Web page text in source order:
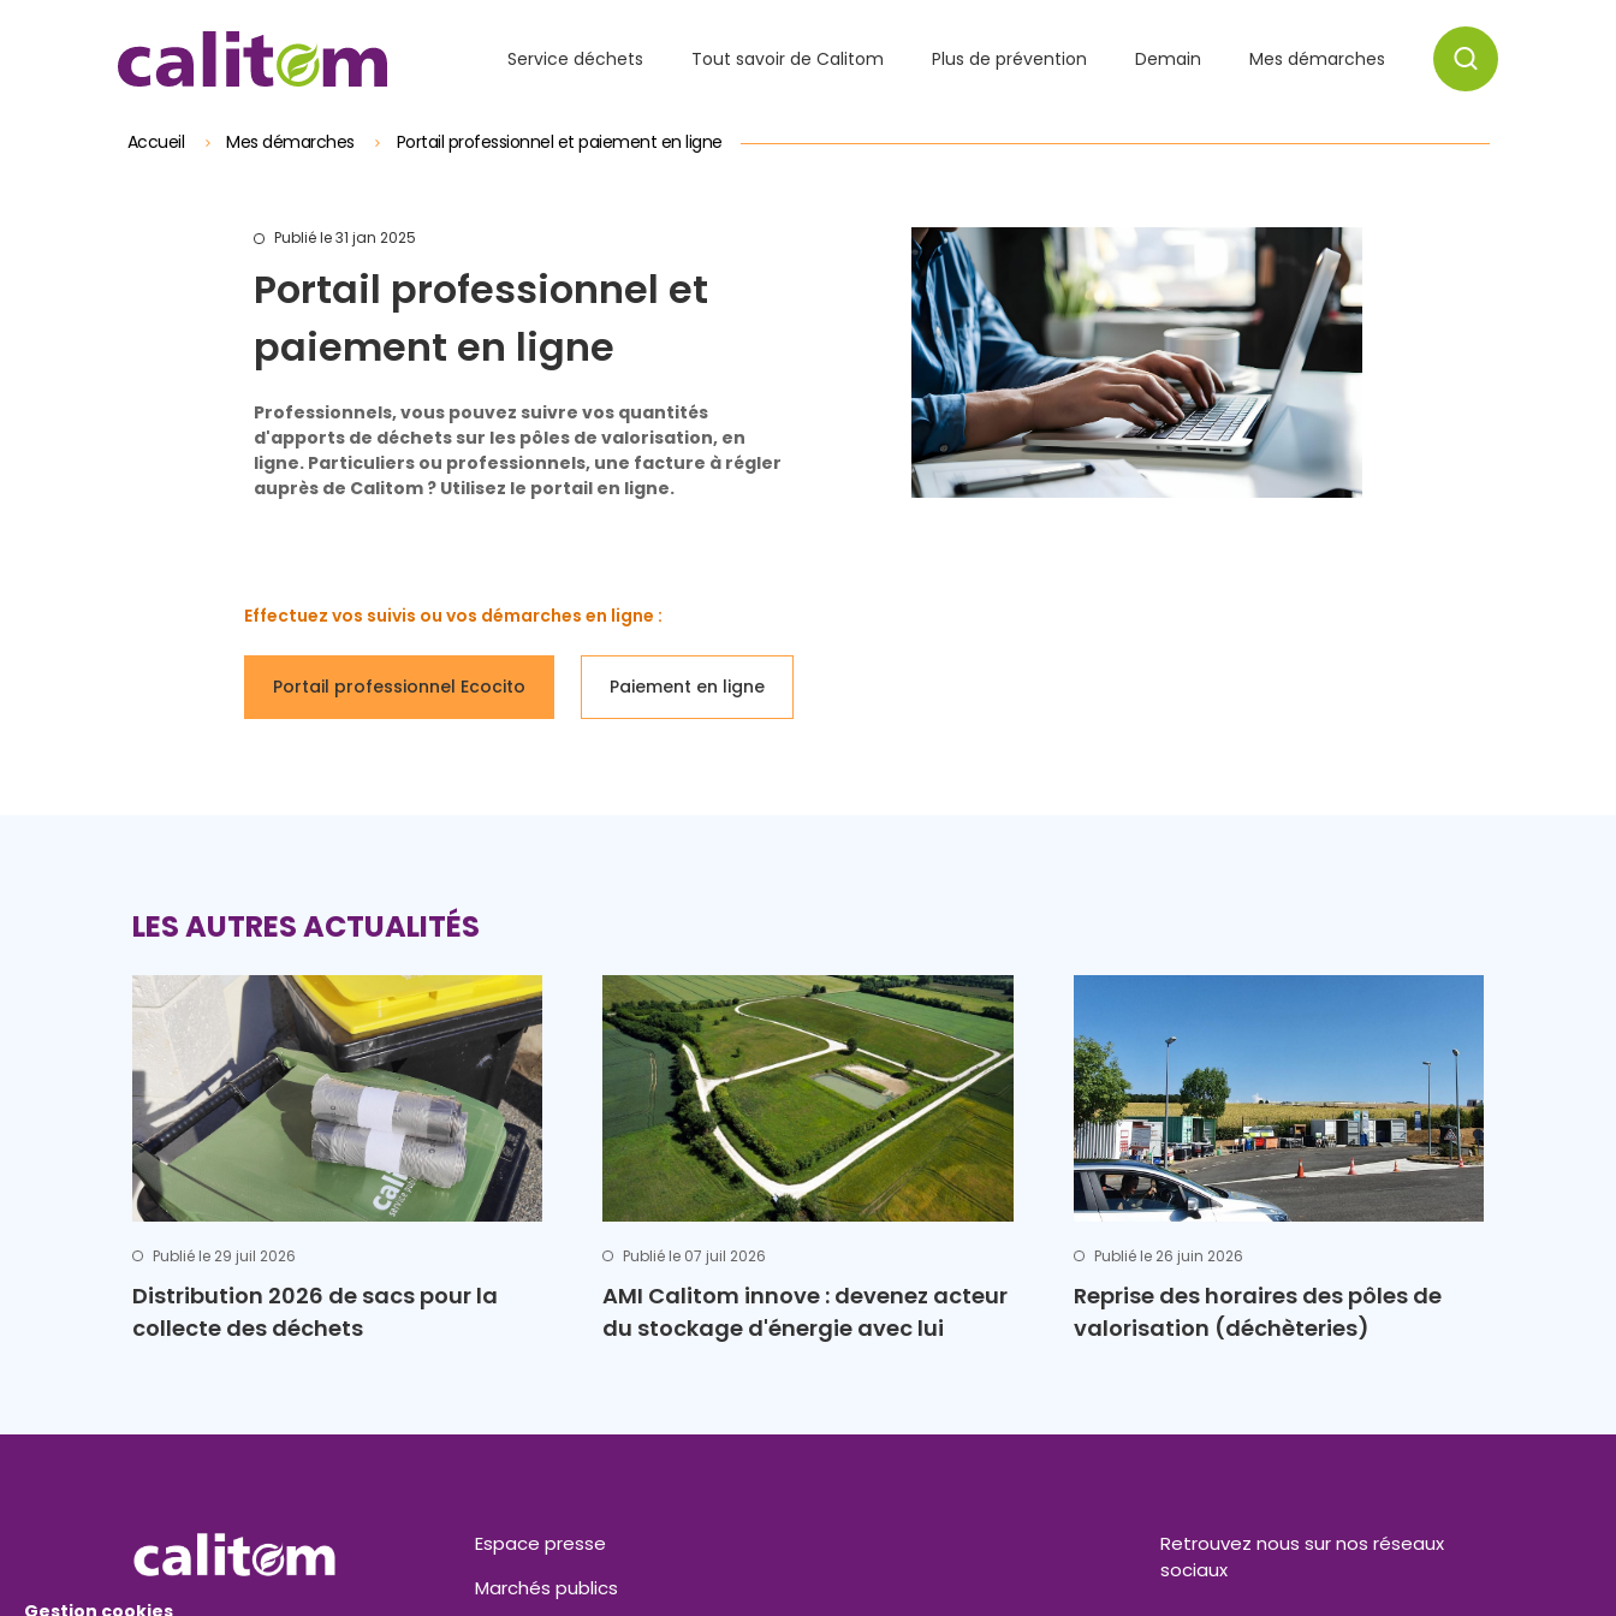
Service déchets
Tout savoir de Calitom Plus de prévention Demain Mes démarches
Accueil Mes démarches Portail professionnel et paiement en ligne
Publié le 31 jan 2025
Portail professionnel et
paiement en ligne
Professionnels, vous pouvez suivre vos quantités
d'apports de déchets sur les pôles de valorisation, en
ligne. Particuliers ou professionnels, une facture à régler
auprès de Calitom ? Utilisez le portail en ligne.
Effectuez vos suivis ou vos démarches en ligne :
Portail professionnel Ecocito Paiement en ligne
LES AUTRES ACTUALITÉS
Publié le 29 juil 2026
Distribution 2026 de sacs pour la
collecte des déchets
Publié le 07 juil 2026
AMI Calitom innove : devenez acteur
du stockage d'énergie avec lui
Publié le 26 juin 2026
Reprise des horaires des pôles de
valorisation (déchèteries)
Espace presse
Marchés publics
Retrouvez nous sur nos réseaux
sociaux
Gestion cookies